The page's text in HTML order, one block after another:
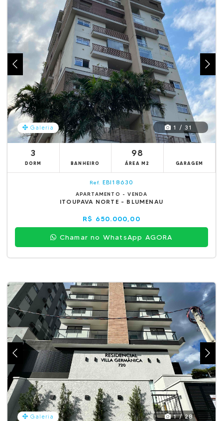
Galeria 1 / 31
3
DORM BANHEIRO
98
ÁREA M2 GARAGEM
Ref. EBI18630
APARTAMENTO - VENDA
ITOUPAVA NORTE - BLUMENAU
R$ 650.000,00
Chamar no WhatsApp AGORA
Galeria 1 / 28